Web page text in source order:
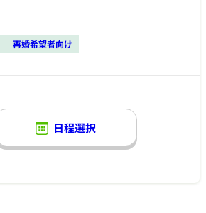
再婚希望者向け
日程選択